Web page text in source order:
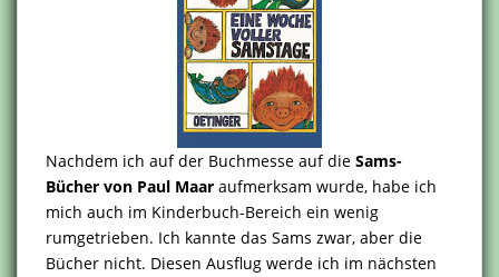
Nachdem ich auf der Buchmesse auf die Sams-
Bücher von Paul Maar aufmerksam wurde, habe ich
mich auch im Kinderbuch-Bereich ein wenig
rumgetrieben. Ich kannte das Sams zwar, aber die
Bücher nicht. Diesen Ausflug werde ich im nächsten